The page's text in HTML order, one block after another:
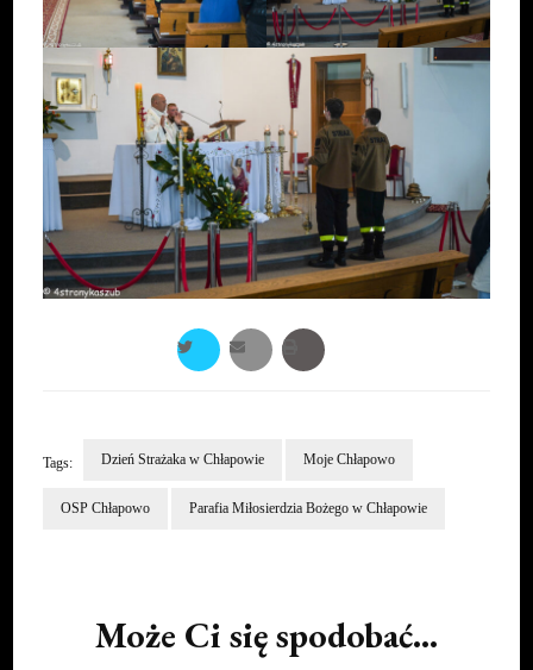
Tags: Dzień Strażaka w Chłapowie Moje Chłapowo
OSP Chłapowo Parafia Miłosierdzia Bożego w Chłapowie
Może Ci się spodobać...